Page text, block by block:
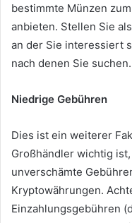
bestimmte Münzen
anbieten. Stellen Sie
an der Sie interessiert
nach denen Sie suchen.
Niedrige Gebühren
Dies ist ein weiterer
Großhändler wichtig
unverschämte
Kryptowährungen.
Einzahlungsgebühren